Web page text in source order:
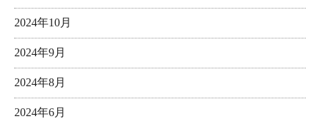
2024年10月
2024年9月
2024年8月
2024年6月